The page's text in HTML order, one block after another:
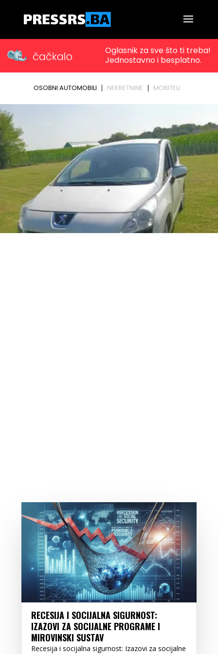
RECESIJA I SOCIJALNA SIGURNOST:
IZAZOVI ZA SOCIJALNE PROGRAME I
MIROVINSKI SUSTAV
Recesija i socijalna sigurnost: Izazovi za socijalne